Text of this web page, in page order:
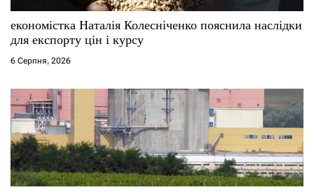
економістка Наталія Колесніченко пояснила наслідки
для експорту цін і курсу
6 Серпня, 2026